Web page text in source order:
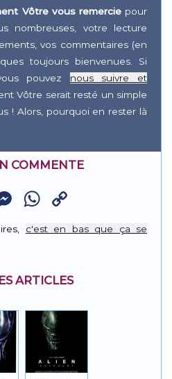
Vôtre vous remerciepour
nombreuses, votre lecture
vos commentaires (en
toujours bienvenues. Si
pouvez nous suivre et
Vôtre serait resté un simple
! Alors, pourquoi en rester là
COMMENTE
Messenger
WhatsApp
Link
c'est en bas que ça se
ARTICLES